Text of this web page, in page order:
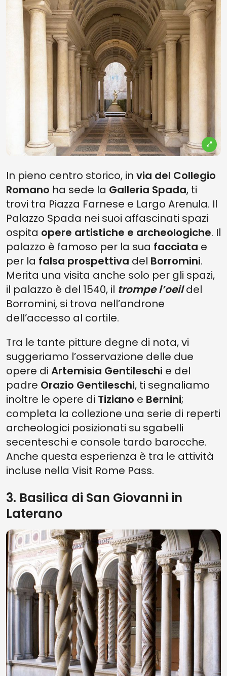
In pieno centro storico, in via del Collegio
Romano ha sede la Galleria Spada, ti
trovi tra Piazza Farnese e Largo Arenula. Il
Palazzo Spada nei suoi affascinati spazi
ospita opere artistiche e archeologiche. Il
palazzo è famoso per la sua facciata e
per la falsa prospettiva del Borromini.
Merita una visita anche solo per gli spazi,
il palazzo è del 1540, il trompe l’oeildel
Borromini, si trova nell’androne
dell’accesso al cortile.
Tra le tante pitture degne di nota, vi
suggeriamo l’osservazione delle due
opere di Artemisia Gentileschi e del
padre Orazio Gentileschi, ti segnaliamo
inoltre le opere di Tiziano e Bernini;
completa la collezione una serie di reperti
archeologici posizionati su sgabelli
secenteschi e console tardo barocche.
Anche questa esperienza è tra le attività
incluse nella Visit Rome Pass.
3. Basilica di San Giovanni in
Laterano